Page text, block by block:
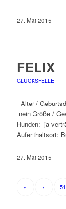
27. Mai 2015
FELIX
GLÜCKSFELLE
Alter /
nein Größe /
Hunden: ja
Aufenthaltsort:
27. Mai 2015
« ‹ 51